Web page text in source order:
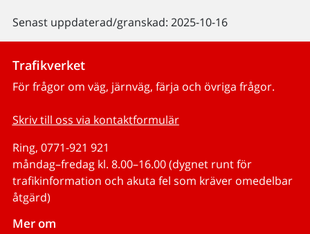
Senast uppdaterad/granskad: 2025-10-16
Trafikverket
För frågor om väg, järnväg, färja och övriga frågor.
Skriv till oss via kontaktformulär
Ring, 0771-921 921
måndag–fredag kl. 8.00–16.00 (dygnet runt för
trafikinformation och akuta fel som kräver omedelbar
åtgärd)
Mer om